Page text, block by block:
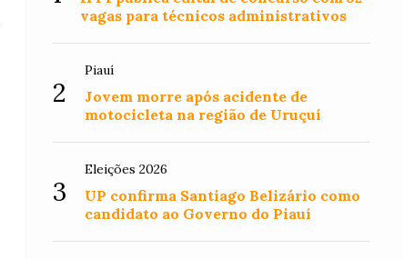
vagas para técnicos administrativos
2
Piauí
Jovem morre após acidente de
motocicleta na região de Uruçuí
3
Eleições 2026
UP confirma Santiago Belizário como
candidato ao Governo do Piauí